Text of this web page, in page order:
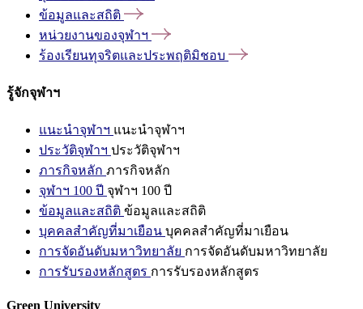
ข้อมูลและสถิติ
หน่วยงานของจุฬาฯ
ร้องเรียนทุจริตและประพฤติมิชอบ
รู้จักจุฬาฯ
แนะนำจุฬาฯ แนะนำจุฬาฯ
ประวัติจุฬาฯ ประวัติจุฬาฯ
ภารกิจหลัก ภารกิจหลัก
จุฬาฯ 100 ปี จุฬาฯ 100 ปี
ข้อมูลและสถิติ ข้อมูลและสถิติ
บุคคลสำคัญที่มาเยือน บุคคลสำคัญที่มาเยือน
การจัดอันดับมหาวิทยาลัย การจัดอันดับมหาวิทยาลัย
การรับรองหลักสูตร การรับรองหลักสูตร
Green University